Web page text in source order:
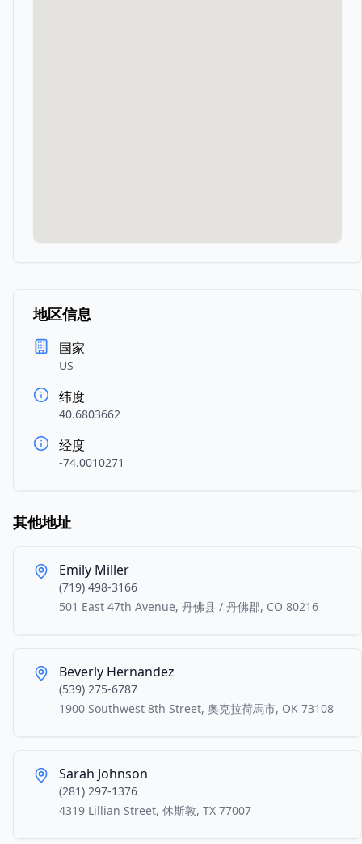
地区信息
国家
US
纬度
40.6803662
经度
-74.0010271
其他地址
Emily Miller
(719) 498-3166
501 East 47th Avenue, 丹佛县 / 丹佛郡, CO 80216
Beverly Hernandez
(539) 275-6787
1900 Southwest 8th Street, 奧克拉荷馬市, OK 73108
Sarah Johnson
(281) 297-1376
4319 Lillian Street, 休斯敦, TX 77007